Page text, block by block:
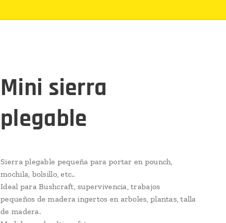
Mini sierra
plegable
Sierra plegable pequeña para portar en pounch,
mochila, bolsillo, etc..
Ideal para Bushcraft, supervivencia, trabajos
pequeños de madera ingertos en arboles, plantas, talla
de madera.